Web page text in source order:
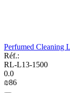
Perfumed Cleaning
Réf.:
RL-L13-1500
0.0
₪‍86‍